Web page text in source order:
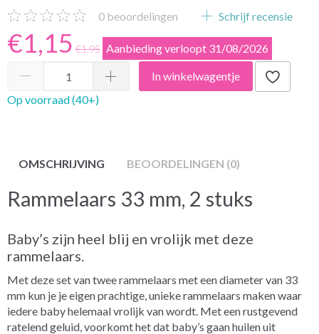
0 beoordelingen Schrijf recensie
€1,15 €1,95 Aanbieding verloopt 31/08/2026
In winkelwagentje
Op voorraad (40+)
OMSCHRIJVING BEOORDELINGEN (0)
Rammelaars 33 mm, 2 stuks
Baby’s zijn heel blij en vrolijk met deze
rammelaars.
Met deze set van twee rammelaars met een diameter van 33
mm kun je je eigen prachtige, unieke rammelaars maken waar
iedere baby helemaal vrolijk van wordt. Met een rustgevend
ratelend geluid, voorkomt het dat baby’s gaan huilen uit